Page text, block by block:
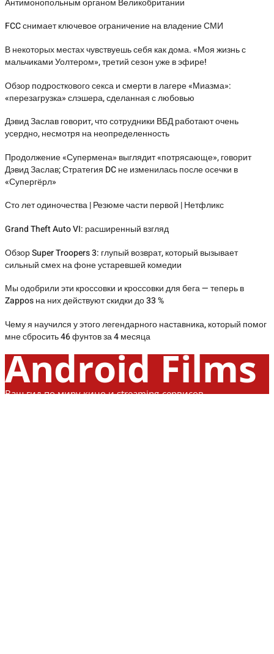
Антимонопольным органом Великобритании
FCC снимает ключевое ограничение на владение СМИ
В некоторых местах чувствуешь себя как дома. «Моя жизнь с
мальчиками Уолтером», третий сезон уже в эфире!
Обзор подросткового секса и смерти в лагере «Миазма»:
«перезагрузка» слэшера, сделанная с любовью
Дэвид Заслав говорит, что сотрудники ВБД работают очень
усердно, несмотря на неопределенность
Продолжение «Супермена» выглядит «потрясающе», говорит
Дэвид Заслав; Стратегия DC не изменилась после осечки в
«Супергёрл»
Сто лет одиночества | Резюме части первой | Нетфликс
Grand Theft Auto VI: расширенный взгляд
Обзор Super Troopers 3: глупый возврат, который вызывает
сильный смех на фоне устаревшей комедии
Мы одобрили эти кроссовки и кроссовки для бега — теперь в
Zappos на них действуют скидки до 33 %
Чему я научился у этого легендарного наставника, который помог
мне сбросить 46 фунтов за 4 месяца
Android Films
Ваш гид по миру кино и streaming-сервисов